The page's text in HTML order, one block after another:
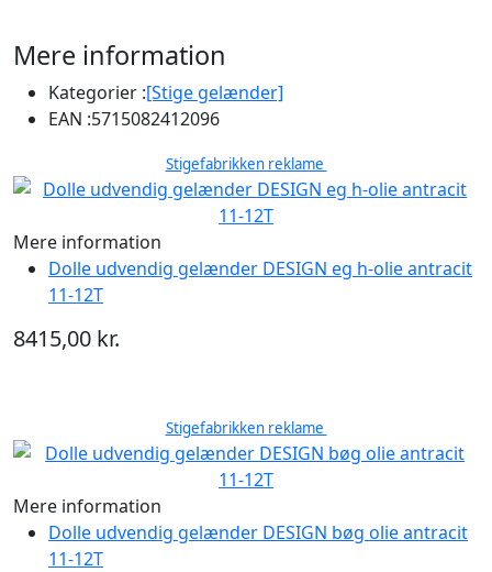
Mere information
Kategorier :[Stige gelænder]
EAN :5715082412096
Stigefabrikken reklame
Mere information
Dolle udvendig gelænder DESIGN eg h-olie antracit
11-12T
8415,00 kr.
Stigefabrikken reklame
Mere information
Dolle udvendig gelænder DESIGN bøg olie antracit
11-12T